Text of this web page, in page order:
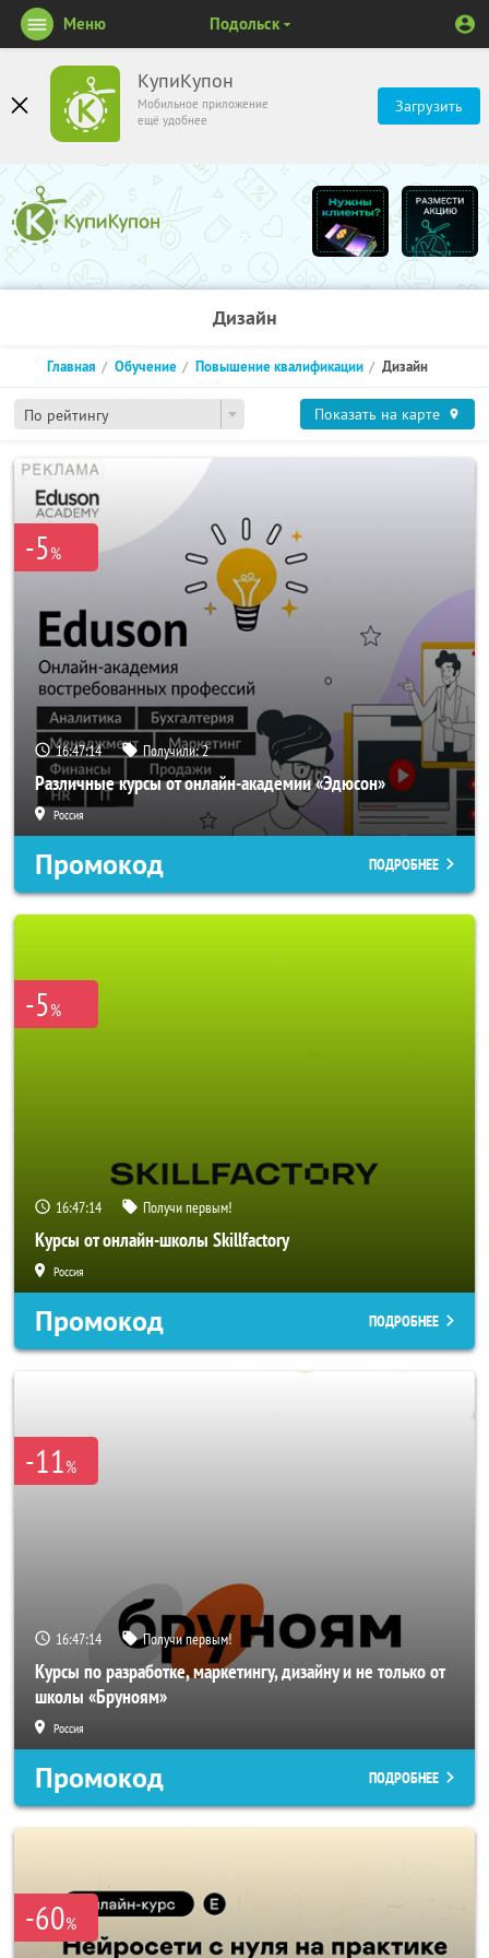
КупиКупон
Мобильное приложение
ещё удобнее
Загрузить
Меню Подольск
Дизайн
По рейтингу
Главная Обучение Повышение квалификации Дизайн
Показать на карте
-5%
16:47:14 Получили:2
Различные курсы от онлайн-академии «Эдюсон»
Россия
Промокод ПОДРОБНЕЕ
-5%
16:47:14 Получи первым!
Курсы от онлайн-школы Skillfactory
Россия
Промокод ПОДРОБНЕЕ
-11%
16:47:14 Получи первым!
Курсы по разработке, маркетингу, дизайну и не только от
школы «Бруноям»
Россия
Промокод ПОДРОБНЕЕ
-60%